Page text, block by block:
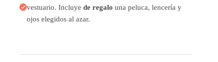
vestuario. Incluye de regalo una peluca, lencería y
ojos elegidos al azar.